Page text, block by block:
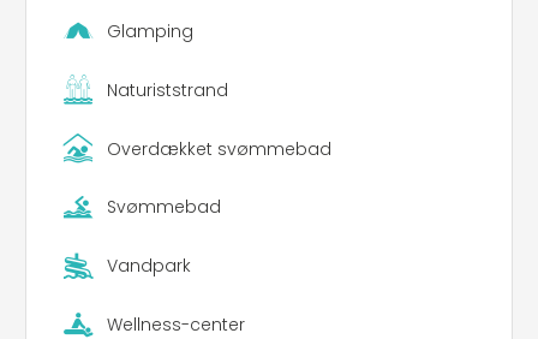
Glamping
Naturiststrand
Overdækket svømmebad
Svømmebad
Vandpark
Wellness-center